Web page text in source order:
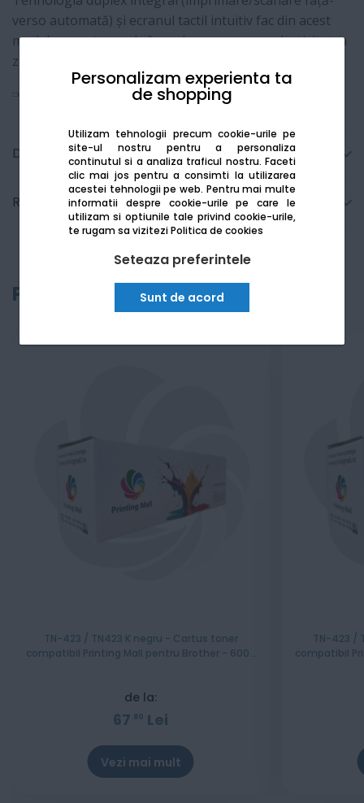
Personalizam experienta ta
de shopping
Utilizam tehnologii precum cookie-urile pe
site-ul nostru pentru a personaliza
continutul si a analiza traficul nostru. Faceti
clic mai jos pentru a consimti la utilizarea
acestei tehnologii pe web. Pentru mai multe
informatii despre cookie-urile pe care le
utilizam si optiunile tale privind cookie-urile,
te rugam sa viziteziPolitica de cookies
Seteaza preferintele
Sunt de acord
verso automată) și ecranul tactil intuitiv fac din acest
model un partener de încredere pentru productivitatea
zilnică.
Detalii tehnice
Recenzii
Produse recomandate
TN-423 / TN423 K negru - Cartus toner
compatibil Printing Mall pentru Brother - 6000
de la:
67 80 Lei
Vezi mai mult
TN-423 /
compatibil